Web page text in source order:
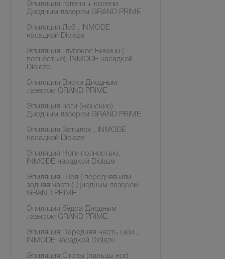
Эпиляция голени + колени
Диодным лазером GRAND PRIME
Эпиляция Лоб , INMODE
насадкой Diolaze
Эпиляция Глубокое Бикини (
полностью), INMODE насадкой
Diolaze
Эпиляция Виски Диодным
лазером GRAND PRIME
Эпиляция ноги (женские)
Диодным лазером GRAND PRIME
Эпиляция Затылок , INMODE
насадкой Diolaze
Эпиляция Ноги полностью,
INMODE насадкой Diolaze
Эпиляция Шея ( передняя или
задняя часть) Диодным лазером
GRAND PRIME
Эпиляция бёдра Диодным
лазером GRAND PRIME
Эпиляция Передняя часть шеи ,
INMODE насадкой Diolaze
Эпиляция Стопы (пальцы ног)